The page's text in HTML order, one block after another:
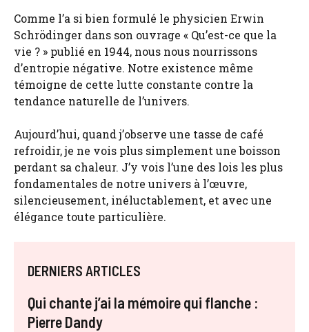
Comme l’a si bien formulé le physicien Erwin
Schrödinger dans son ouvrage « Qu’est-ce que la
vie ? » publié en 1944, nous nous nourrissons
d’entropie négative. Notre existence même
témoigne de cette lutte constante contre la
tendance naturelle de l’univers.
Aujourd’hui, quand j’observe une tasse de café
refroidir, je ne vois plus simplement une boisson
perdant sa chaleur. J’y vois l’une des lois les plus
fondamentales de notre univers à l’œuvre,
silencieusement, inéluctablement, et avec une
élégance toute particulière.
DERNIERS ARTICLES
Qui chante j’ai la mémoire qui flanche :
Pierre Dandy